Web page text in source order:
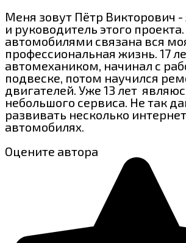
Меня зовут Пётр Викторович -
и руководитель этого
автомобилями связана вся
профессиональная жизнь. 17
автомехаником, начинал с
подвеске, потом научился
двигателей. Уже 13 лет
небольшого сервиса. Не так
развивать несколько
автомобилях.
Оцените автора